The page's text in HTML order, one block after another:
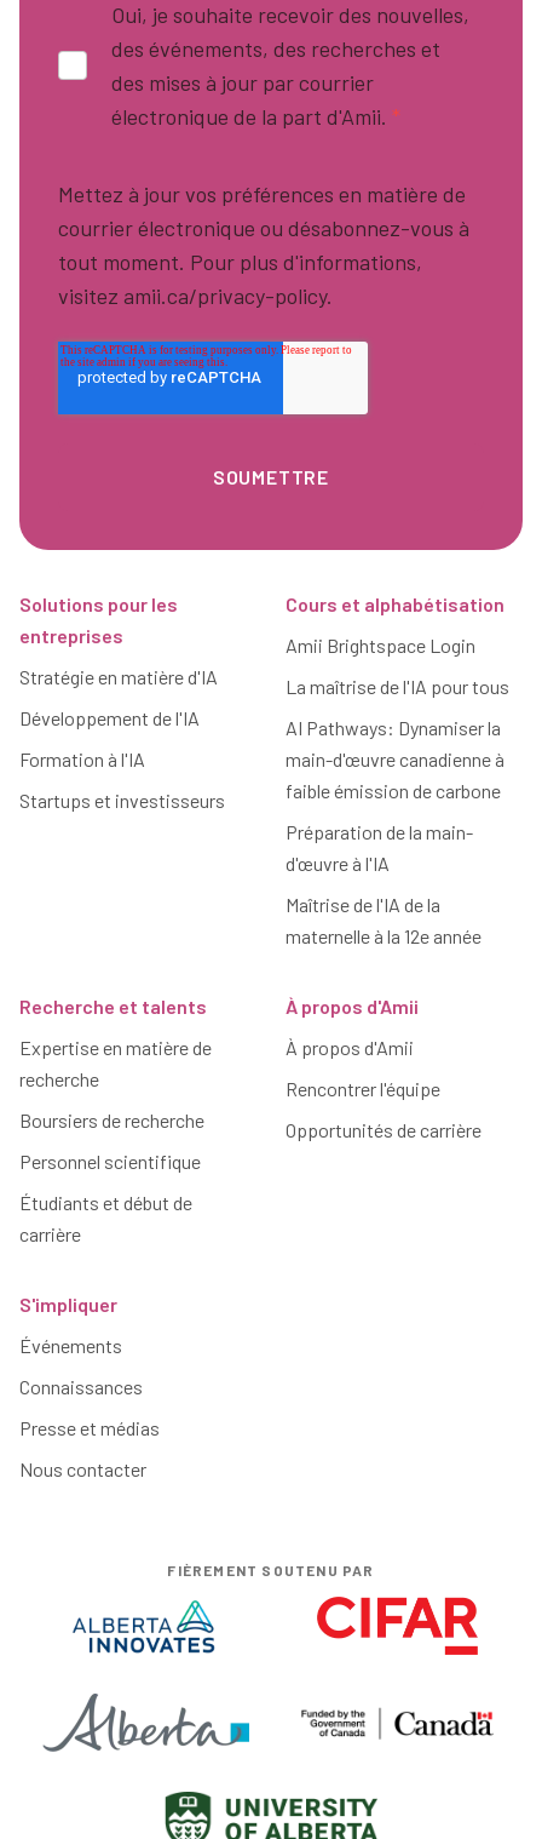
Oui, je souhaite recevoir des nouvelles,
des événements, des recherches et
des mises à jour par courrier
électronique de la part d'Amii. *
Mettez à jour vos préférences en matière de
courrier électronique ou désabonnez-vous à
tout moment. Pour plus d'informations,
visitez amii.ca/privacy-policy.
Solutions pour les
entreprises
Stratégie en matière d'IA
Développement de l'IA
Formation à l'IA
Startups et investisseurs
Cours et alphabétisation
Amii Brightspace Login
La maîtrise de l'IA pour tous
AI Pathways: Dynamiser la
main-d'œuvre canadienne à
faible émission de carbone
Préparation de la main-
d'œuvre à l'IA
Maîtrise de l'IA de la
maternelle à la 12e année
Recherche et talents
Expertise en matière de
recherche
Boursiers de recherche
Personnel scientifique
Étudiants et début de
carrière
À propos d'Amii
À propos d'Amii
Rencontrer l'équipe
Opportunités de carrière
S'impliquer
Événements
Connaissances
Presse et médias
Nous contacter
FIÈREMENT SOUTENU PAR